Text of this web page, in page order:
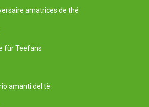
amatrices de thé
für Teefans
amanti del tè